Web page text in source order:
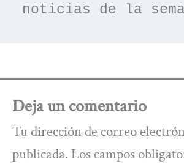
noticias de la
Deja un comentario
Tu dirección de correo
publicada. Los campos